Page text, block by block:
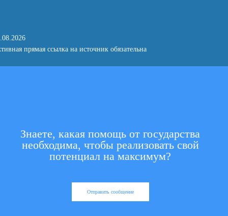
прямая ссылка на источник обязательна
Знаете, какая помощь от государства
необходима, чтобы реализовать свой
потенциал на максимум?
Отправить сообщение